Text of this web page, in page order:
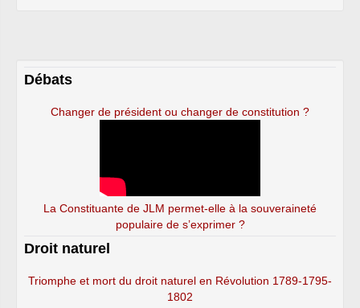
Débats
Changer de président ou changer de constitution ?
La Constituante de JLM permet-elle à la souveraineté
populaire de s’exprimer ?
Droit naturel
Triomphe et mort du droit naturel en Révolution 1789-1795-
1802